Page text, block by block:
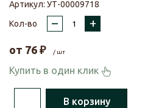
Артикул: УТ-00009718
Кол-во
– +
от 76 ₽ / шт
Купить в один клик
В корзину